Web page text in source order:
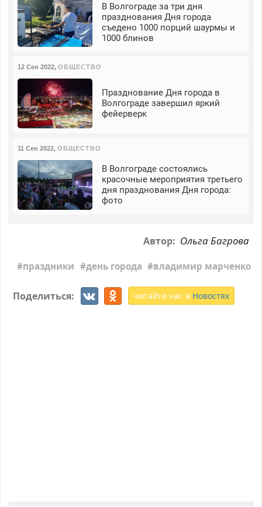
В Волгограде за три дня
празднования Дня города
съедено 1000 порций шаурмы и
1000 блинов
12 Сен 2022, ОБЩЕСТВО
Празднование Дня города в
Волгограде завершил яркий
фейерверк
11 Сен 2022, ОБЩЕСТВО
В Волгограде состоялись
красочные мероприятия третьего
дня празднования Дня города:
фото
Автор: Ольга Багрова
праздники день города владимир марченко
Поделиться: читайте нас в Новостях